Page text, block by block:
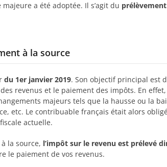
a été adoptée. Il s’agit du
à la source
du 1er janvier 2019. Son objectif principal est
revenus et le paiement des impôts. En
majeurs tels que la hausse ou la
etc. Le contribuable français était alors
actuelle.
la source, l’impôt sur le revenu est prélevé
le paiement de vos revenus.